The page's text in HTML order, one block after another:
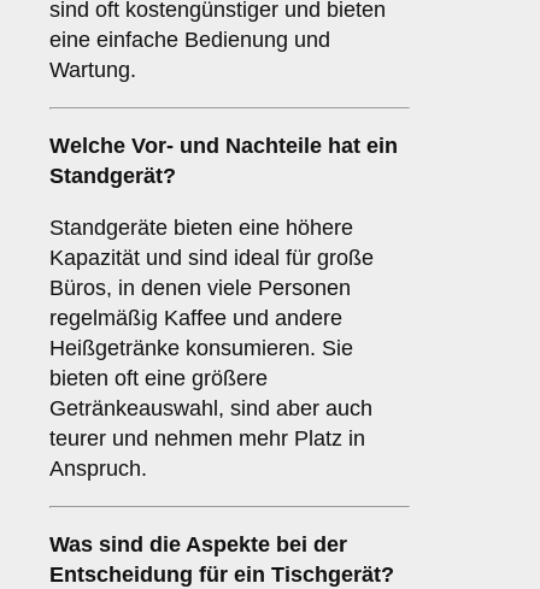
sind oft kostengünstiger und bieten
eine einfache Bedienung und
Wartung.
Welche Vor- und Nachteile hat ein
Standgerät?
Standgeräte bieten eine höhere
Kapazität und sind ideal für große
Büros, in denen viele Personen
regelmäßig Kaffee und andere
Heißgetränke konsumieren. Sie
bieten oft eine größere
Getränkeauswahl, sind aber auch
teurer und nehmen mehr Platz in
Anspruch.
Was sind die Aspekte bei der
Entscheidung für ein Tischgerät?